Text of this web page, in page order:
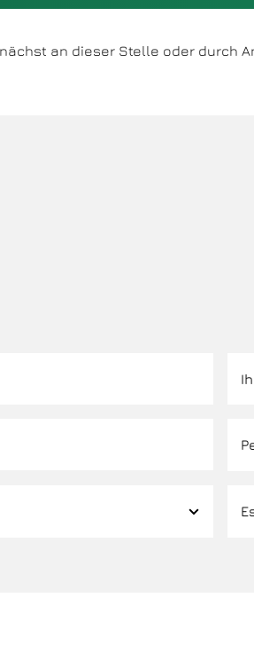
an dieser Stelle oder durch